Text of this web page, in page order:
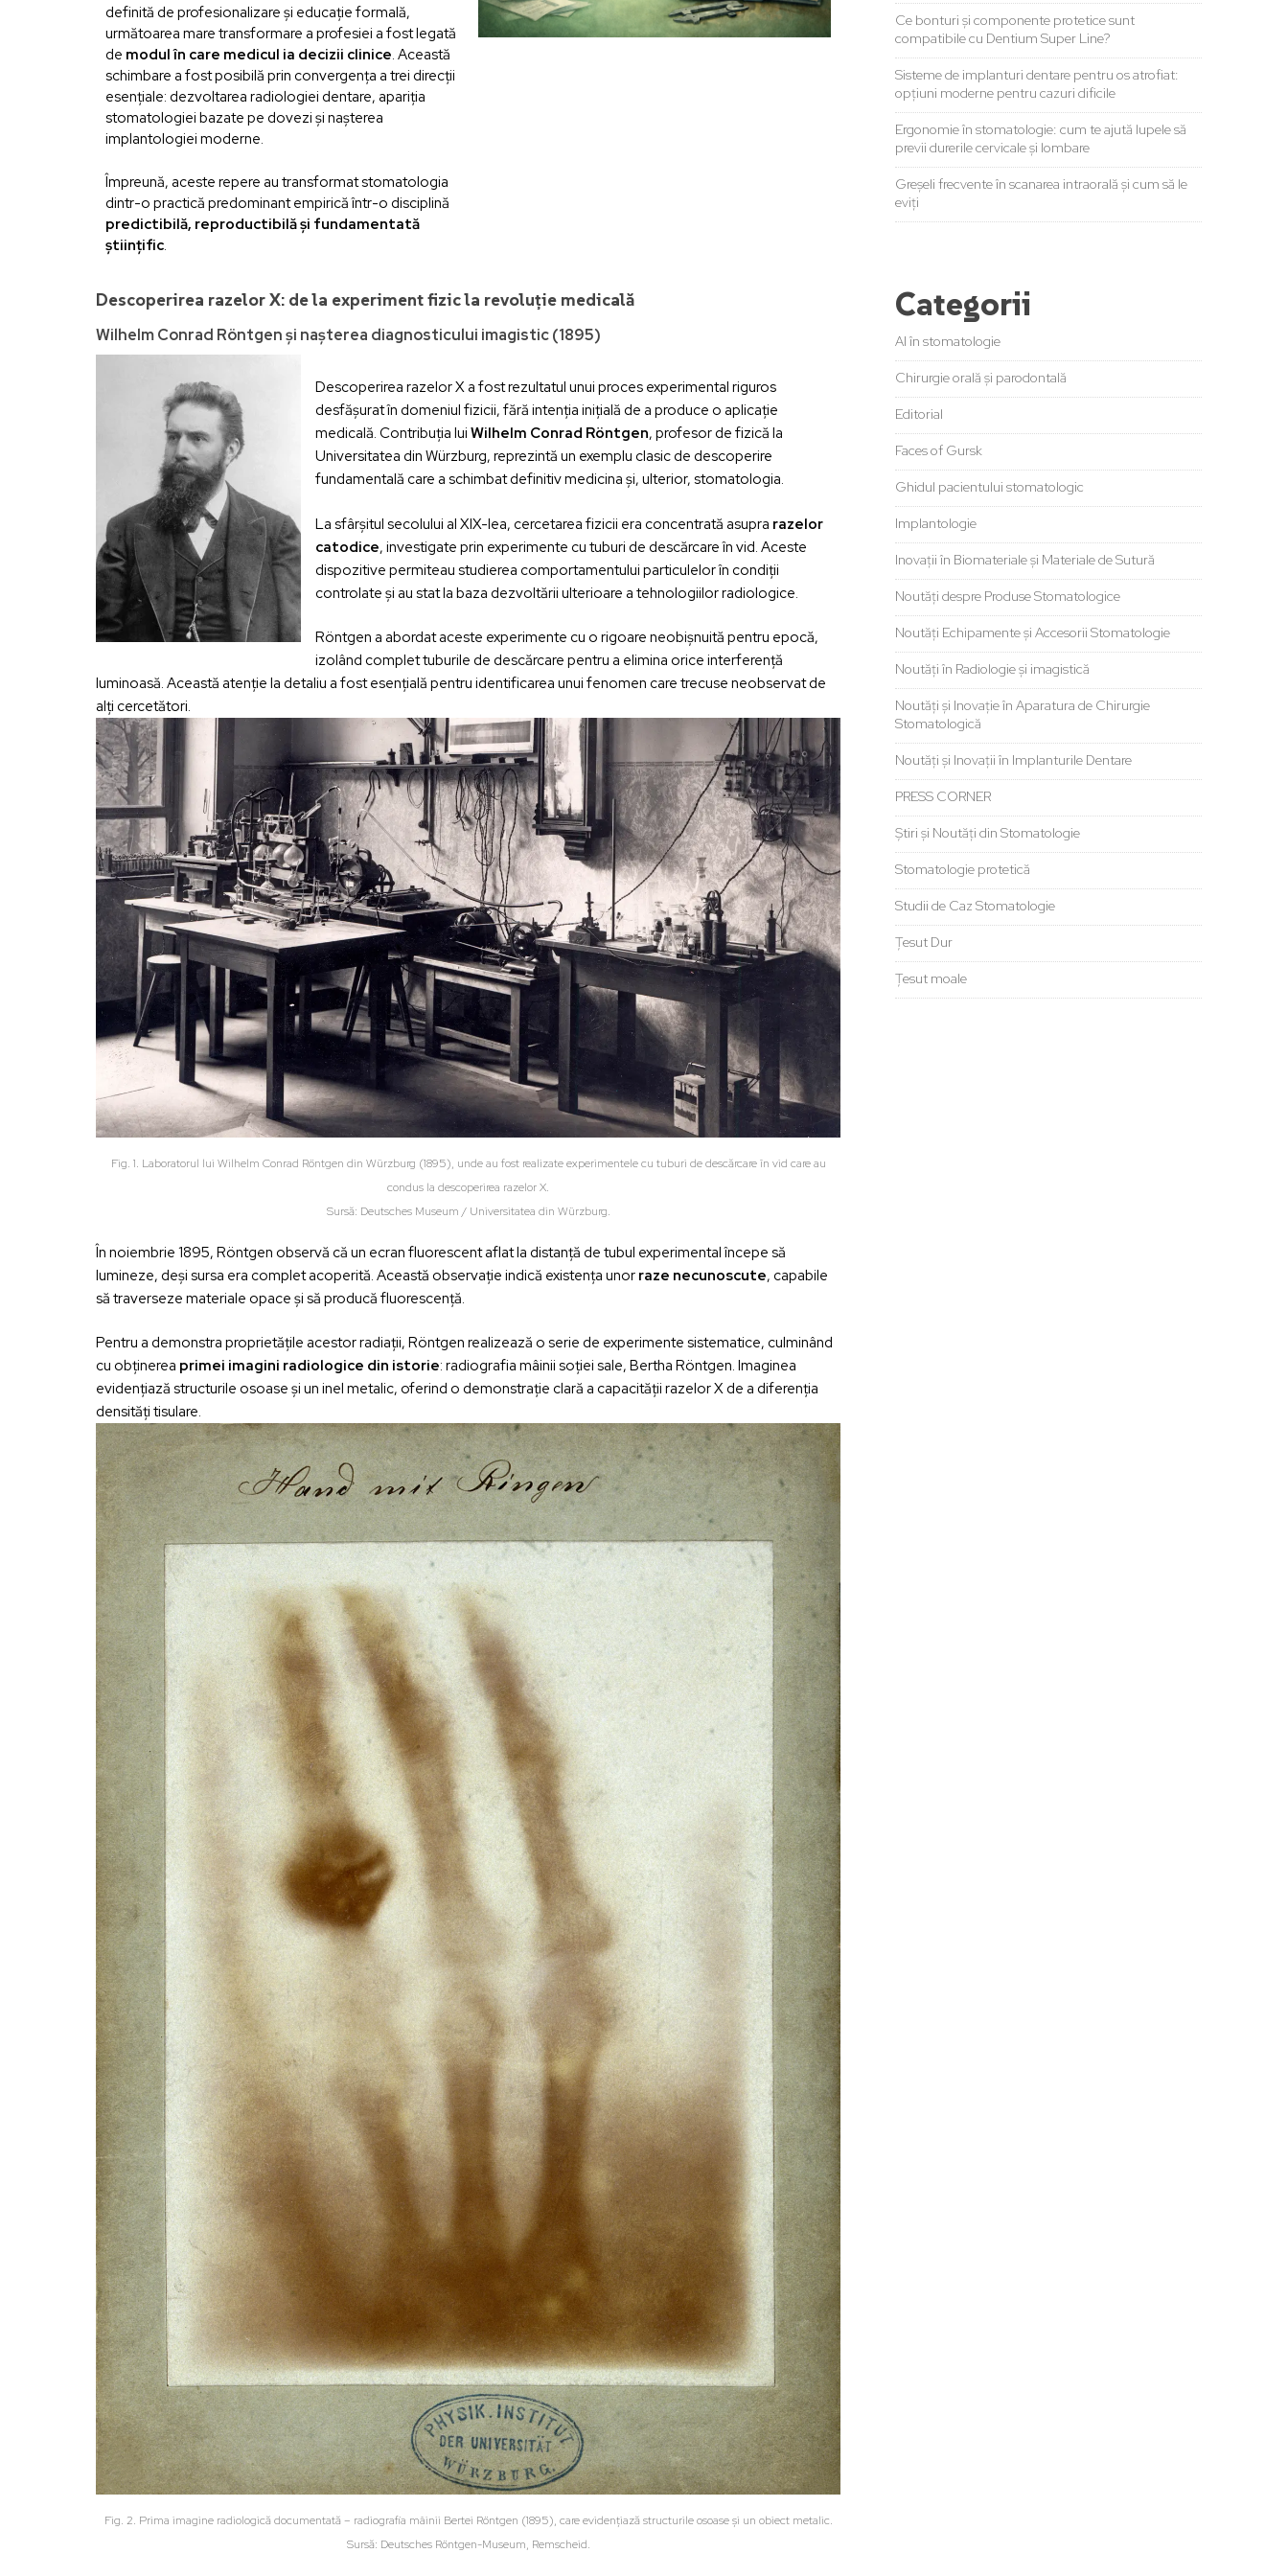
definită de profesionalizare și educație formală,
următoarea mare transformare a profesiei a fost legată
de modul în care medicul ia decizii clinice. Această
schimbare a fost posibilă prin convergența a trei direcții
esențiale: dezvoltarea radiologiei dentare, apariția
stomatologiei bazate pe dovezi și nașterea
implantologiei moderne.
Împreună, aceste repere au transformat stomatologia
dintr-o practică predominant empirică într-o disciplină
predictibilă, reproductibilă și fundamentată
științific.
Descoperirea razelor X: de la experiment fizic la revoluție medicală
Wilhelm Conrad Röntgen și nașterea diagnosticului imagistic (1895)
Descoperirea razelor X a fost rezultatul unui proces experimental riguros
desfășurat în domeniul fizicii, fără intenția inițială de a produce o aplicație
medicală. Contribuția lui Wilhelm Conrad Röntgen, profesor de fizică la
Universitatea din Würzburg, reprezintă un exemplu clasic de descoperire
fundamentală care a schimbat definitiv medicina și, ulterior, stomatologia.
La sfârșitul secolului al XIX-lea, cercetarea fizicii era concentrată asupra razelor
catodice, investigate prin experimente cu tuburi de descărcare în vid. Aceste
dispozitive permiteau studierea comportamentului particulelor în condiții
controlate și au stat la baza dezvoltării ulterioare a tehnologiilor radiologice.
Röntgen a abordat aceste experimente cu o rigoare neobișnuită pentru epocă,
izolând complet tuburile de descărcare pentru a elimina orice interferență
luminoasă. Această atenție la detaliu a fost esențială pentru identificarea unui fenomen care trecuse neobservat de
alți cercetători.
Fig. 1. Laboratorul lui Wilhelm Conrad Röntgen din Würzburg (1895), unde au fost realizate experimentele cu tuburi de descărcare în vid care au
condus la descoperirea razelor X.
Sursă: Deutsches Museum / Universitatea din Würzburg.
În noiembrie 1895, Röntgen observă că un ecran fluorescent aflat la distanță de tubul experimental începe să
lumineze, deși sursa era complet acoperită. Această observație indică existența unor raze necunoscute, capabile
să traverseze materiale opace și să producă fluorescență.
Pentru a demonstra proprietățile acestor radiații, Röntgen realizează o serie de experimente sistematice, culminând
cu obținerea primei imagini radiologice din istorie: radiografia mâinii soției sale, Bertha Röntgen. Imaginea
evidențiază structurile osoase și un inel metalic, oferind o demonstrație clară a capacității razelor X de a diferenția
densități tisulare.
Fig. 2. Prima imagine radiologică documentată – radiografia mâinii Bertei Röntgen (1895), care evidențiază structurile osoase și un obiect metalic.
Sursă: Deutsches Röntgen-Museum, Remscheid.
Ce bonturi și componente protetice sunt
compatibile cu Dentium Super Line?
Sisteme de implanturi dentare pentru os atrofiat:
opțiuni moderne pentru cazuri dificile
Ergonomie în stomatologie: cum te ajută lupele să
previi durerile cervicale și lombare
Greșeli frecvente în scanarea intraorală și cum să le
eviți
Categorii
AI în stomatologie
Chirurgie orală și parodontală
Editorial
Faces of Gursk
Ghidul pacientului stomatologic
Implantologie
Inovații în Biomateriale și Materiale de Sutură
Noutăți despre Produse Stomatologice
Noutăți Echipamente și Accesorii Stomatologie
Noutăți în Radiologie și imagistică
Noutăți și Inovație în Aparatura de Chirurgie
Stomatologică
Noutăți și Inovații în Implanturile Dentare
PRESS CORNER
Știri și Noutăți din Stomatologie
Stomatologie protetică
Studii de Caz Stomatologie
Țesut Dur
Țesut moale